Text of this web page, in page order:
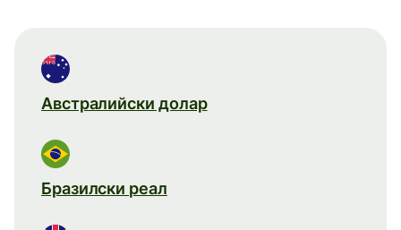
Австралийски долар
Бразилски реал